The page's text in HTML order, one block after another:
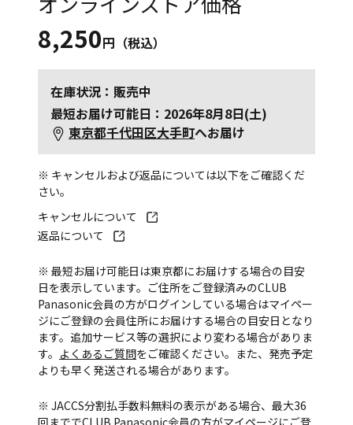
8,250円（税込）
在庫状況：販売中
最短お届け可能日：2026年8月8日(土)
東京都千代田区大手町へお届け
※ キャンセルおよび返品については以下をご確認くだ
さい。
キャンセルについて
返品について
※ 最短お届け可能日は東京都にお届けする場合の目安
日を表示しています。ご住所をご登録済みのCLUB
Panasonic会員の方がログインしている場合はマイペー
ジにご登録の会員住所にお届けする場合の目安日となり
ます。追加サービス等の選択により変わる場合がありま
す。 よくあるご質問をご確認ください。また、発売予定
よりも早く発送される場合があります。
※ JACCS分割払手数料無料の表示がある場合、最大36
回まででCLUB Panasonic会員の方がマイページにご登